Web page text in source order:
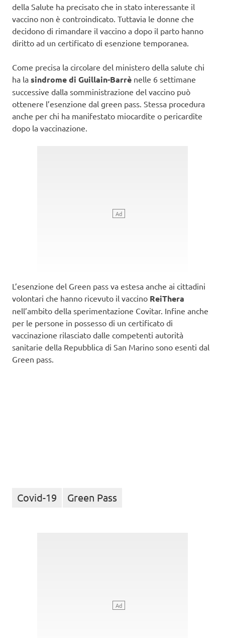
della Salute ha precisato che in stato interessante il
vaccino non è controindicato. Tuttavia le donne che
decidono di rimandare il vaccino a dopo il parto hanno
diritto ad un certificato di esenzione temporanea.
Come precisa la circolare del ministero della salute chi
ha la sindrome di Guillain-Barrè nelle 6 settimane
successive dalla somministrazione del vaccino può
ottenere l’esenzione dal green pass. Stessa procedura
anche per chi ha manifestato miocardite o pericardite
dopo la vaccinazione.
L’esenzione del Green pass va estesa anche ai cittadini
volontari che hanno ricevuto il vaccino ReiThera
nell’ambito della sperimentazione Covitar. Infine anche
per le persone in possesso di un certificato di
vaccinazione rilasciato dalle competenti autorità
sanitarie della Repubblica di San Marino sono esenti dal
Green pass.
Covid-19 Green Pass